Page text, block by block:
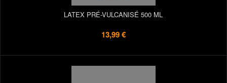
LATEX PRÉ-VULCANISÉ 500 ML
13,99 €